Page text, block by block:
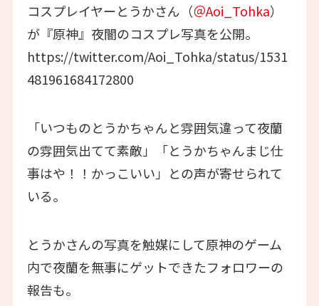
コスプレイヤーとうかさん（＠Aoi_Tohka）
が『原神』夜闇のコスプレ写真を公開。
https://twitter.com/Aoi_Tohka/status/1531
481961684172800
「いつものとうかちゃんと雰囲気違って夜蘭
の雰囲気出てて素敵」「とうかちゃんまじ仕
事はや！！かっこいい」との声が寄せられて
いる。
とうかさんの写真を触媒にして原神のゲーム
内で夜蘭を無事にゲットできたフォロワーの
報告も。